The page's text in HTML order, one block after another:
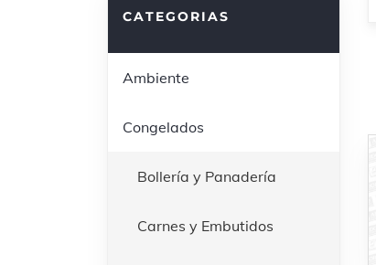
CATEGORIAS
Ambiente
Congelados
Bollería y Panadería
Carnes y Embutidos